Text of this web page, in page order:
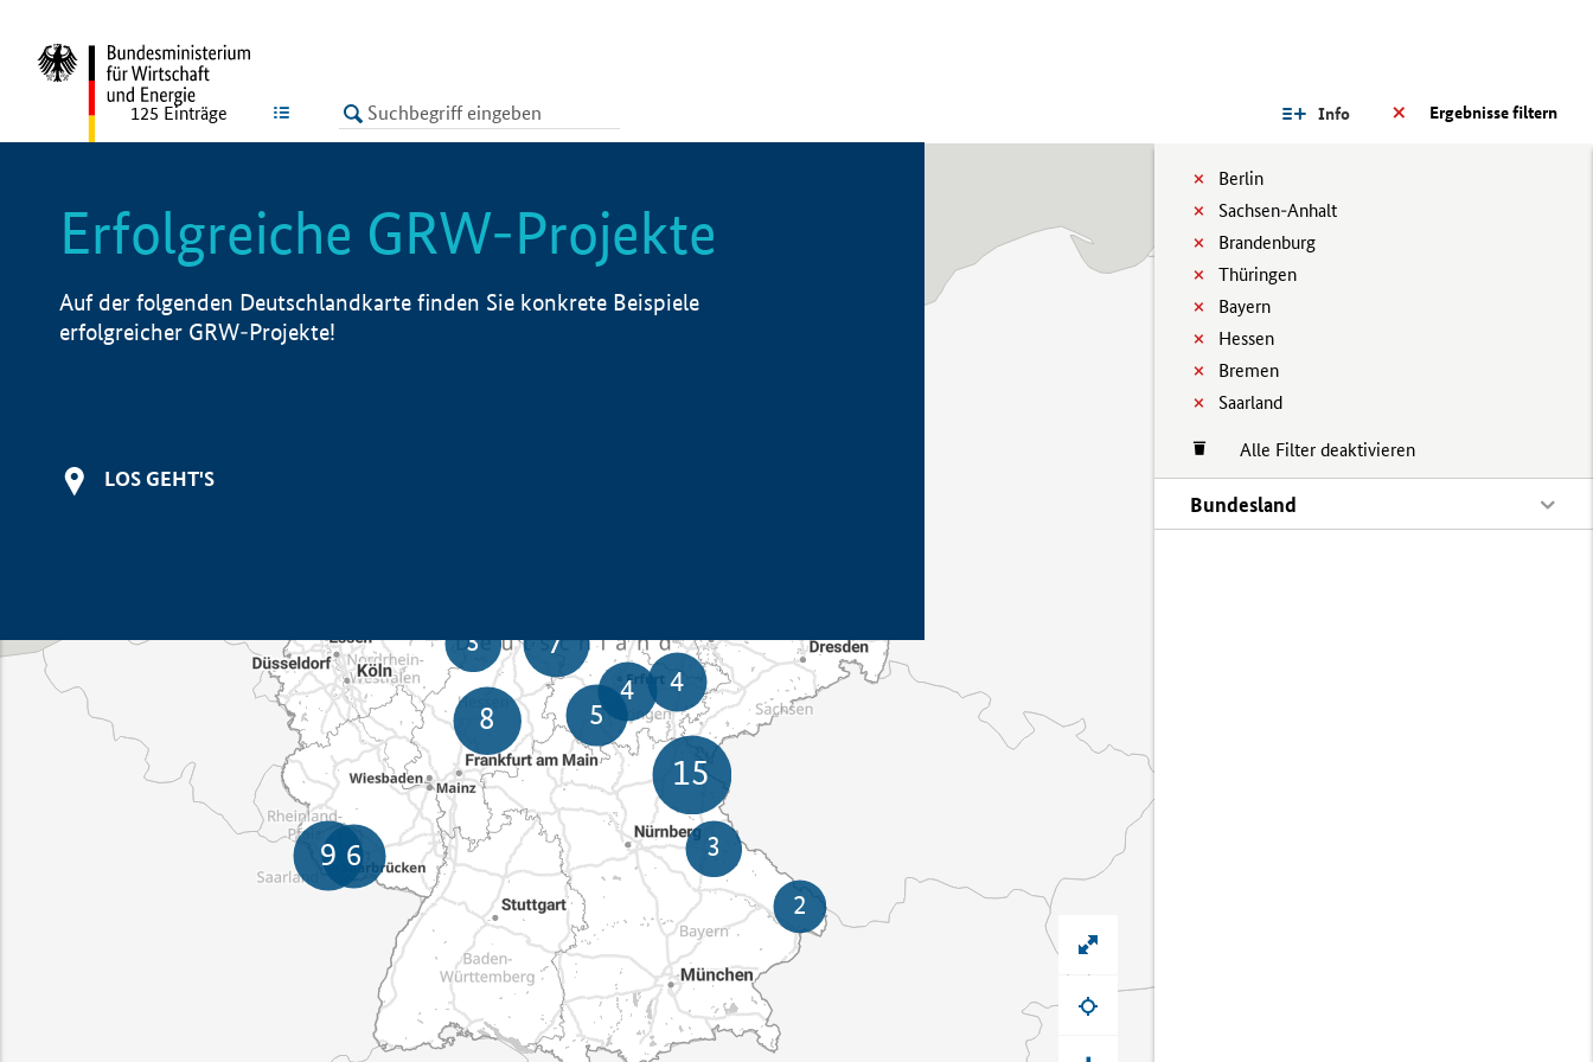
LISTE Ergebnisse filtern
Info
Berlin
Sachsen-Anhalt
Brandenburg
Thüringen
Bayern
Hessen
Bremen
Saarland
Alle Filter deaktivieren
Bundesland
125 Einträge
Erfolgreiche GRW-Projekte
Auf der folgenden Deutschlandkarte finden Sie konkrete Beispiele
erfolgreicher GRW-Projekte!
LOS GEHT'S